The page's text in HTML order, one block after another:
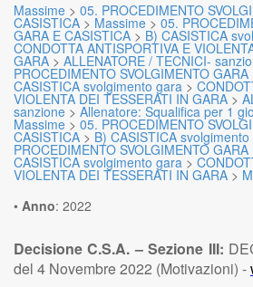
Massime > 05. PROCEDIMENTO
CASISTICA > Massime > 05.
GARA E CASISTICA > B) CASISTICA
CONDOTTA ANTISPORTIVA E
GARA > ALLENATORE / TECNICI-
PROCEDIMENTO SVOLGIMENTO
CASISTICA svolgimento gara >
VIOLENTA DEI TESSERATI IN GARA >
sanzione > Allenatore: Squalifica per 1
Massime > 05. PROCEDIMENTO
CASISTICA > B) CASISTICA
PROCEDIMENTO SVOLGIMENTO
CASISTICA svolgimento gara >
VIOLENTA DEI TESSERATI IN GARA >
• Anno: 2022
Decisione C.S.A. – Sezione III:
del 4 Novembre 2022 (Motivazioni) -